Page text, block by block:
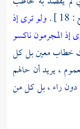
] .
ولو ترى إذ
إذ المجرمون ناكسو
بذلك خطاب معين بل كل
، يريد أن حالهم
دون راء ، بل كل من